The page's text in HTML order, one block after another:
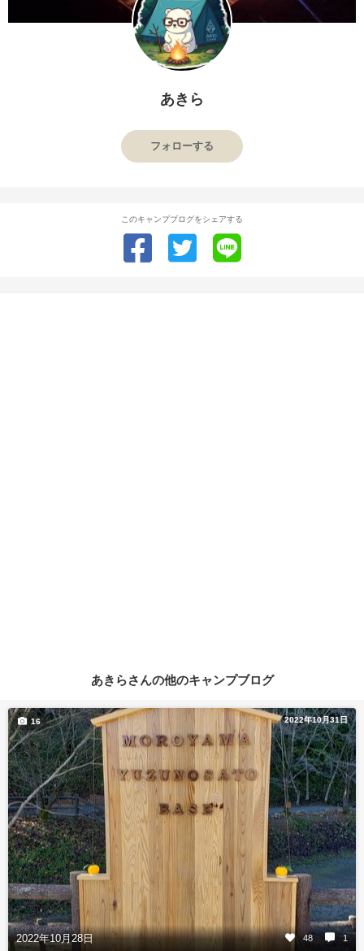
あきら
フォローする
このキャンプブログをシェアする
あきらさんの他のキャンプブログ
2022年10月31日
2022年10月28日 48 1
16